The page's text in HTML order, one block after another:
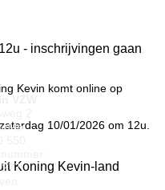
lo
- inschrijvingen gaan
Kevin komt online op
10/01/2026 om 12u.
Koning Kevin-land